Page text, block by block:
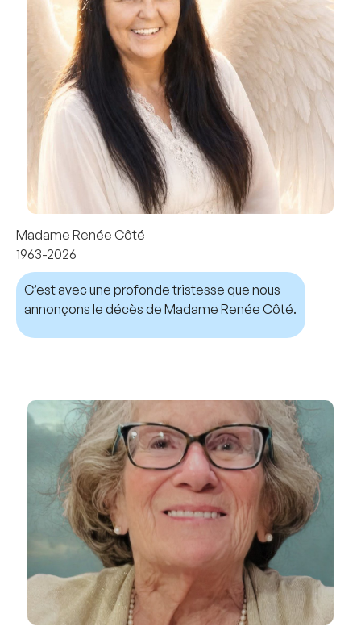
Madame Renée Côté
1963-2026
C’est avec une profonde tristesse que nous
annonçons le décès de Madame Renée Côté.